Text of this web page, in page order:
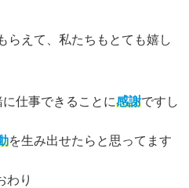
らえて、私たちもとても嬉し
仕事できることに感謝ですし
を生み出せたらと思ってます
わり